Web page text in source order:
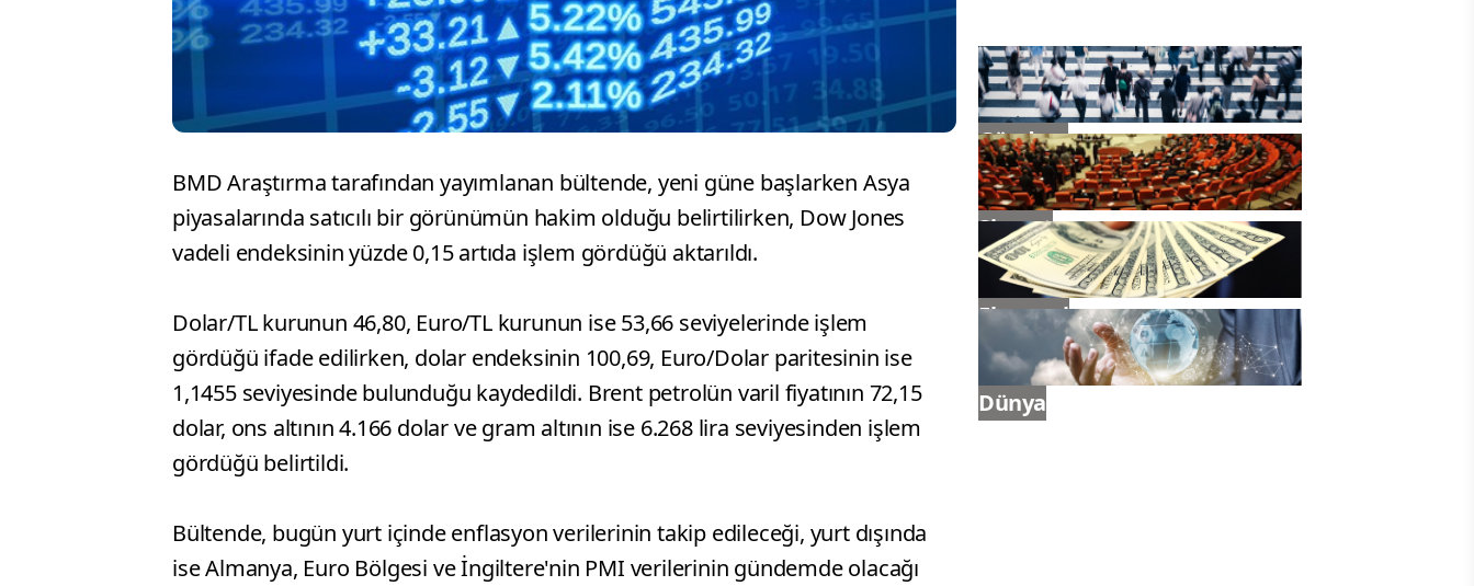
BMD Araştırma tarafından yayımlanan bültende, yeni güne başlarken Asya
piyasalarında satıcılı bir görünümün hakim olduğu belirtilirken, Dow Jones
vadeli endeksinin yüzde 0,15 artıda işlem gördüğü aktarıldı.
Dolar/TL kurunun 46,80, Euro/TL kurunun ise 53,66 seviyelerinde işlem
gördüğü ifade edilirken, dolar endeksinin 100,69, Euro/Dolar paritesinin ise
1,1455 seviyesinde bulunduğu kaydedildi. Brent petrolün varil fiyatının 72,15
dolar, ons altının 4.166 dolar ve gram altının ise 6.268 lira seviyesinden işlem
gördüğü belirtildi.
Bültende, bugün yurt içinde enflasyon verilerinin takip edileceği, yurt dışında
ise Almanya, Euro Bölgesi ve İngiltere'nin PMI verilerinin gündemde olacağı
Gündem
Siyaset
Ekonomi
Dünya